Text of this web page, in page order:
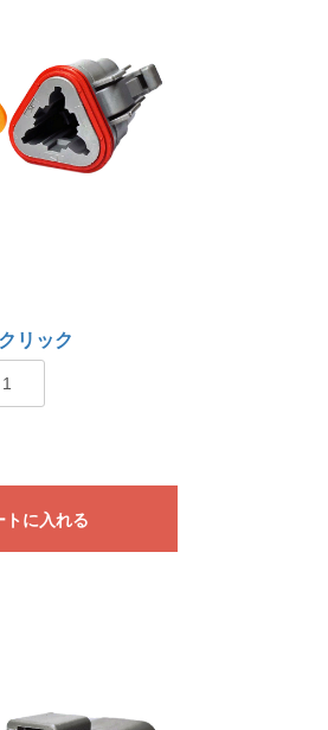
リック
トに入れる